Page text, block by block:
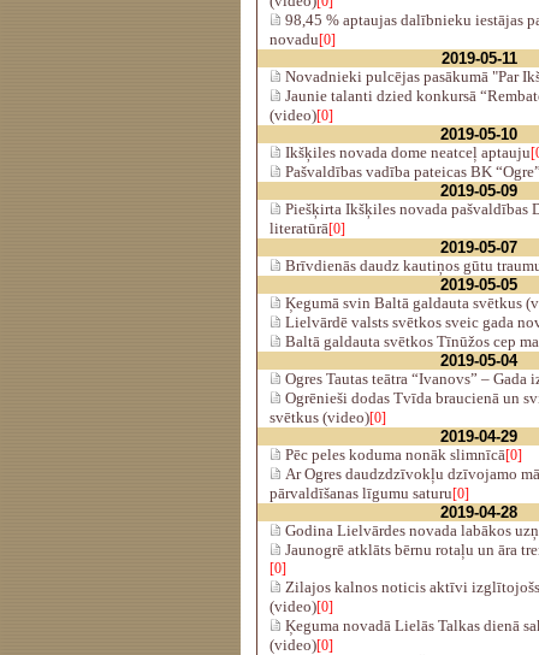
98,45 % aptaujas dalībnieku iestājas
novadu[0]
2019-05-11
Novadnieki pulcējas pasākumā "Par
Jaunie talanti dzied konkursā
(video)[0]
2019-05-10
Ikšķiles novada dome neatceļ aptauju
Pašvaldības vadība pateicas BK
2019-05-09
Piešķirta Ikšķiles novada pašvaldības
literatūrā[0]
2019-05-07
Brīvdienās daudz kautiņos gūtu
2019-05-05
Ķegumā svin Baltā galdauta svētkus
Lielvārdē valsts svētkos sveic gada
Baltā galdauta svētkos Tīnūžos cep
2019-05-04
Ogres Tautas teātra “Ivanovs” – Gada
Ogrēnieši dodas Tvīda braucienā un
svētkus (video)[0]
2019-04-29
Pēc peles koduma nonāk slimnīcā[0]
Ar Ogres daudzdzīvokļu dzīvojamo
pārvaldīšanas līgumu saturu[0]
2019-04-28
Godina Lielvārdes novada labākos
Jaunogrē atklāts bērnu rotaļu un āra
[0]
Zilajos kalnos noticis aktīvi izglītojošs
(video)[0]
Ķeguma novadā Lielās Talkas dienā
(video)[0]